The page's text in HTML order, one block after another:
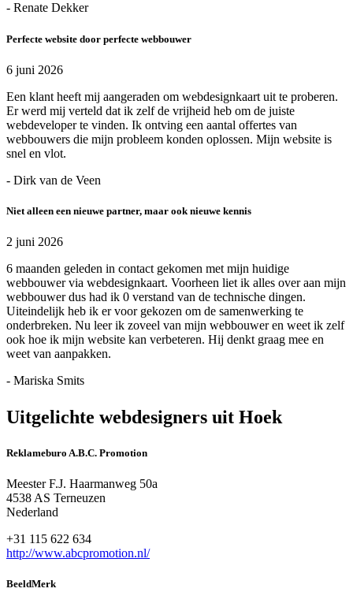
- Renate Dekker
Perfecte website door perfecte webbouwer
6 juni 2026
Een klant heeft mij aangeraden om webdesignkaart uit te proberen.
Er werd mij verteld dat ik zelf de vrijheid heb om de juiste
webdeveloper te vinden. Ik ontving een aantal offertes van
webbouwers die mijn probleem konden oplossen. Mijn website is
snel en vlot.
- Dirk van de Veen
Niet alleen een nieuwe partner, maar ook nieuwe kennis
2 juni 2026
6 maanden geleden in contact gekomen met mijn huidige
webbouwer via webdesignkaart. Voorheen liet ik alles over aan mijn
webbouwer dus had ik 0 verstand van de technische dingen.
Uiteindelijk heb ik er voor gekozen om de samenwerking te
onderbreken. Nu leer ik zoveel van mijn webbouwer en weet ik zelf
ook hoe ik mijn website kan verbeteren. Hij denkt graag mee en
weet van aanpakken.
- Mariska Smits
Uitgelichte webdesigners uit Hoek
Reklameburo A.B.C. Promotion
Meester F.J. Haarmanweg 50a
4538 AS Terneuzen
Nederland
+31 115 622 634
http://www.abcpromotion.nl/
BeeldMerk